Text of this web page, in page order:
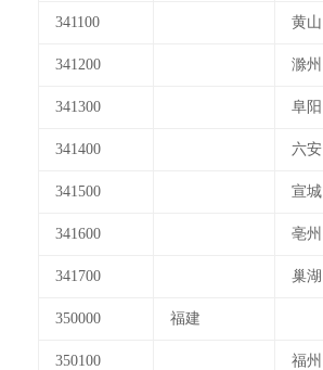
341100 黄山
341200 滁州
341300 阜阳
341400 六安
341500 宣城
341600 亳州
341700 巢湖
350000 福建
350100 福州